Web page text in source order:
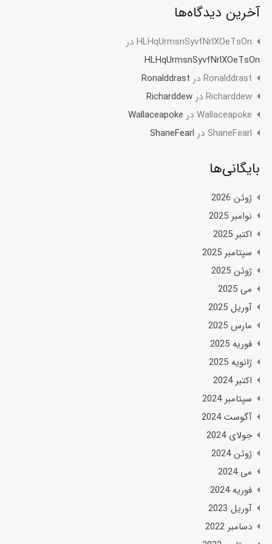
آخرین دیدگاه‌ها
HLHqUrmsnSyvfNrlXOeTsOn در
HLHqUrmsnSyvfNrlXOeTsOn
Ronalddrast در Ronalddrast
Richarddew در Richarddew
Wallaceapoke در Wallaceapoke
ShaneFearl در ShaneFearl
بایگانی‌ها
ژوئن 2026
نوامبر 2025
اکتبر 2025
سپتامبر 2025
ژوئن 2025
می 2025
آوریل 2025
مارس 2025
فوریه 2025
ژانویه 2025
اکتبر 2024
سپتامبر 2024
آگوست 2024
جولای 2024
ژوئن 2024
می 2024
فوریه 2024
آوریل 2023
دسامبر 2022